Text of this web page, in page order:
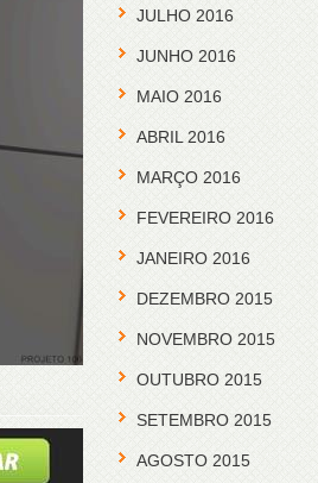
JULHO 2016
JUNHO 2016
MAIO 2016
ABRIL 2016
MARÇO 2016
FEVEREIRO 2016
JANEIRO 2016
DEZEMBRO 2015
NOVEMBRO 2015
OUTUBRO 2015
SETEMBRO 2015
AGOSTO 2015